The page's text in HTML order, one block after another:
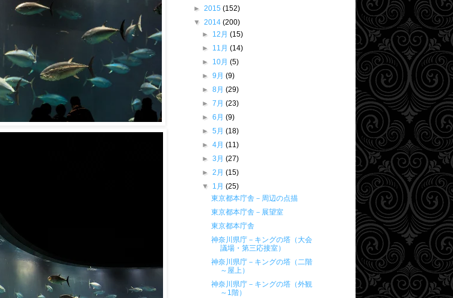
► 2015 (152)
▼ 2014 (200)
► 12月(15)
► 11月(14)
► 10月(5)
►9月(9)
►8月(29)
►7月(23)
►6月(9)
►5月(18)
►4月(11)
►3月(27)
►2月(15)
▼ 1月(25)
東京都本庁舎－周辺の点描
東京都本庁舎－展望室
東京都本庁舎
神奈川県庁－キングの塔（大会
議場・第三応接室）
神奈川県庁－キングの塔（二階
～屋上）
神奈川県庁－キングの塔（外観
～1階）